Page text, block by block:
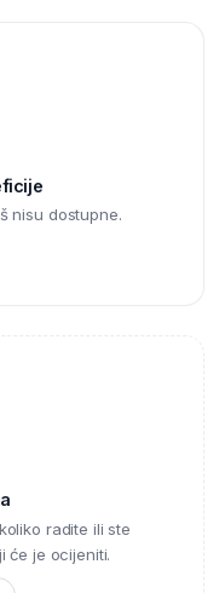
nisu dostupne.
radite ili ste
će je ocijeniti.